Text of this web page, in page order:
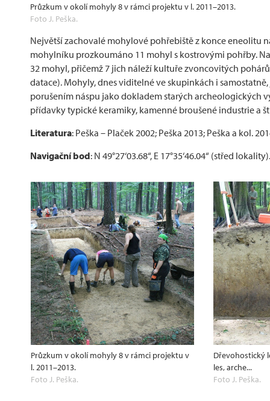
Průzkum v okolí mohyly 8 v rámci projektu v l. 2011–2013.
Foto J. Peška.
Největší zachovalé mohylové pohřebiště z konce eneolitu
mohylníku prozkoumáno 11 mohyl s kostrovými pohřby.
32 mohyl, přičemž 7 jich náleží kultuře zvoncovitých
datace). Mohyly, dnes viditelné ve skupinkách i
porušením náspu jako dokladem starých archeologických
přídavky typické keramiky, kamenné broušené industrie a
Literatura: Peška – Plaček 2002; Peška 2013; Peška a kol.
Navigační bod: N 49°27‘03.68“, E 17°35‘46.04“ (střed lokality).
Průzkum v okolí mohyly 8 v rámci projektu v
l. 2011–2013.
Foto J. Peška.
Dřevohostický
les, arche...
Foto J. Peška.